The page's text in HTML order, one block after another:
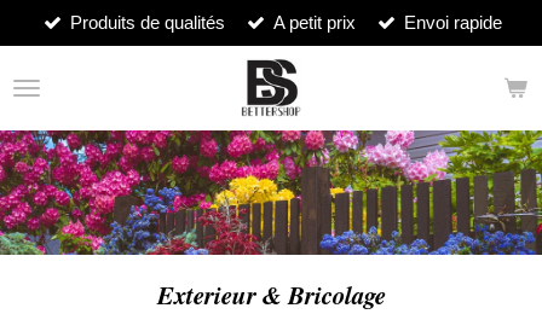
Passer
au
contenu
principal
Produits de qualités A petit prix Envoi rapide
Exterieur & Bricolage